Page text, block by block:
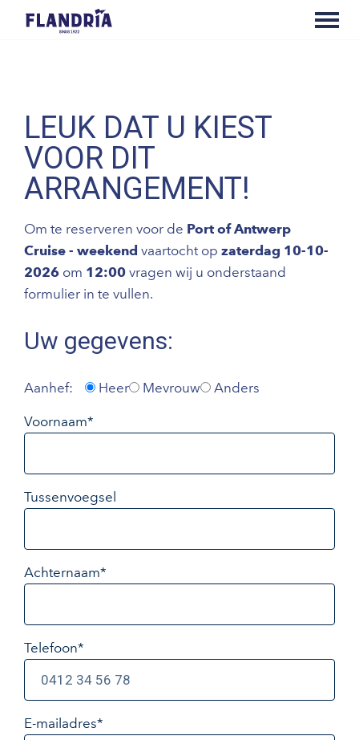
LEUK DAT U KIEST
VOOR DIT
ARRANGEMENT!
Om te reserveren voor de Port of Antwerp
Cruise - weekend vaartocht op zaterdag 10-10-
2026 om 12:00 vragen wij u onderstaand
formulier in te vullen.
Uw gegevens:
Aanhef: Heer Mevrouw Anders
Voornaam*
Tussenvoegsel
Achternaam*
Telefoon*
E-mailadres*